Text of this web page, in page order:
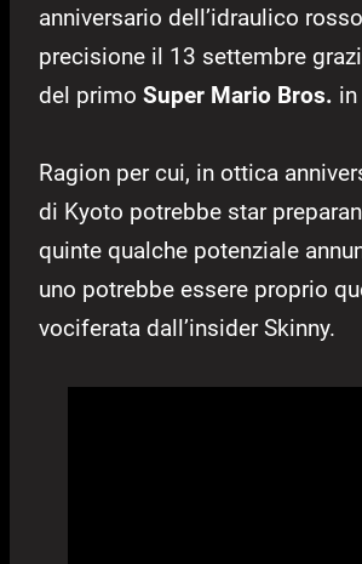
anniversario dell’idraulico
precisione il 13 settembre
del primo Super Mario Bros.
Ragion per cui, in ottica
di Kyoto potrebbe star
quinte qualche potenziale
uno potrebbe essere proprio
vociferata dall’insider Skinny.